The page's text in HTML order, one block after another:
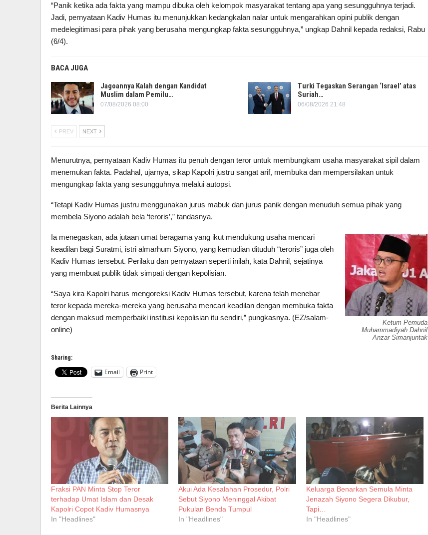
“Panik ketika ada fakta yang mampu dibuka oleh kelompok masyarakat tentang apa yang sesungguhnya terjadi.
Jadi, pernyataan Kadiv Humas itu menunjukkan kedangkalan nalar untuk mengarahkan opini publik dengan
medelegitimasi para pihak yang berusaha mengungkap fakta sesungguhnya,” ungkap Dahnil kepada redaksi, Rabu
(6/4).
BACA JUGA
Jagoannya Kalah dengan Kandidat
Muslim dalam Pemilu…
07/08/2026 08:00
Turki Tegaskan Serangan ‘Israel’ atas
Suriah…
06/08/2026 21:48
PREV NEXT
Menurutnya, pernyataan Kadiv Humas itu penuh dengan teror untuk membungkam usaha masyarakat sipil dalam
menemukan fakta. Padahal, ujarnya, sikap Kapolri justru sangat arif, membuka dan mempersilakan untuk
mengungkap fakta yang sesungguhnya melalui autopsi.
“Tetapi Kadiv Humas justru menggunakan jurus mabuk dan jurus panik dengan menuduh semua pihak yang
membela Siyono adalah bela ‘teroris’,” tandasnya.
Ketum Pemuda
Muhammadiyah Dahnil
Anzar Simanjuntak
Ia menegaskan, ada jutaan umat beragama yang ikut mendukung usaha mencari
keadilan bagi Suratmi, istri almarhum Siyono, yang kemudian dituduh “teroris” juga oleh
Kadiv Humas tersebut. Perilaku dan pernyataan seperti inilah, kata Dahnil, sejatinya
yang membuat publik tidak simpati dengan kepolisian.
“Saya kira Kapolri harus mengoreksi Kadiv Humas tersebut, karena telah menebar
teror kepada mereka-mereka yang berusaha mencari keadilan dengan membuka fakta
dengan maksud memperbaiki institusi kepolisian itu sendiri,” pungkasnya. (EZ/salam-
online)
Sharing:
Email Print
Berita Lainnya
Fraksi PAN Minta Stop Teror
terhadap Umat Islam dan Desak
Kapolri Copot Kadiv Humasnya
In "Headlines"
Akui Ada Kesalahan Prosedur, Polri
Sebut Siyono Meninggal Akibat
Pukulan Benda Tumpul
In "Headlines"
Keluarga Benarkan Semula Minta
Jenazah Siyono Segera Dikubur,
Tapi…
In "Headlines"